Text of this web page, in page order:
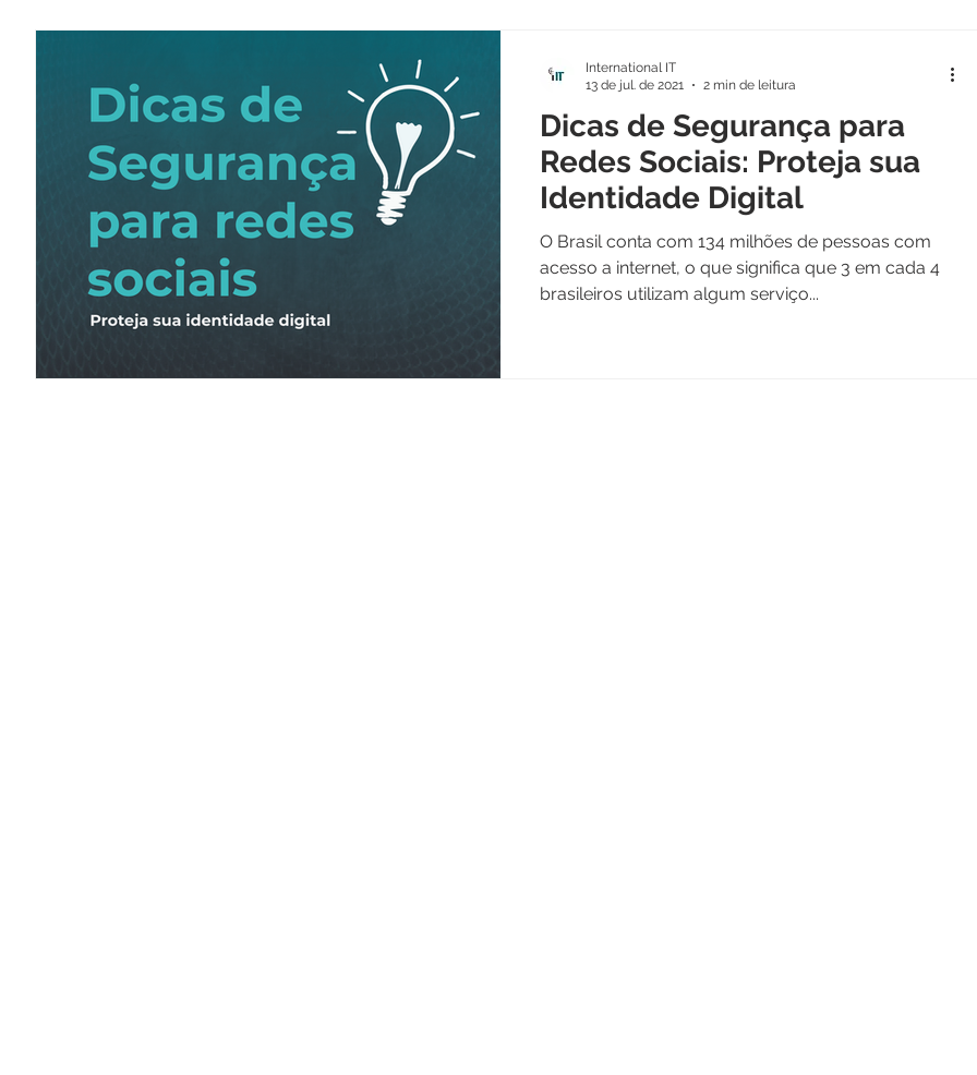
Dicas de Segurança para
Redes Sociais: Proteja sua
Identidade Digital
O Brasil conta com 134 milhões de pessoas com
acesso a internet, o que significa que 3 em cada 4
brasileiros utilizam algum serviço...
International IT
13 de jul. de 2021
2 min de leitura